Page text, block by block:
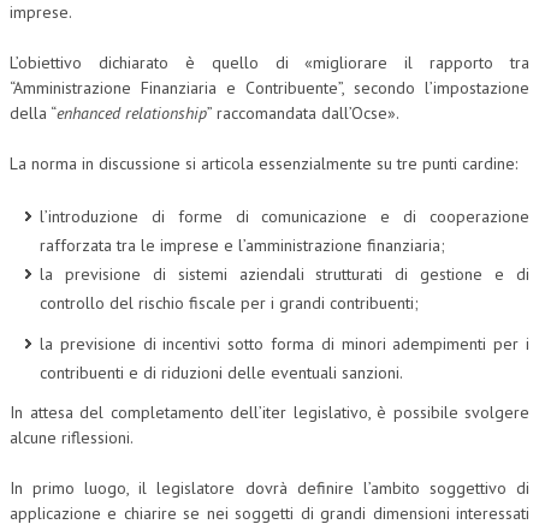
imprese.
L’obiettivo dichiarato è quello di «migliorare il rapporto tra
“Amministrazione Finanziaria e Contribuente”, secondo l’impostazione
della “enhanced relationship” raccomandata dall’Ocse».
La norma in discussione si articola essenzialmente su tre punti cardine:
l’introduzione di forme di comunicazione e di cooperazione
rafforzata tra le imprese e l’amministrazione finanziaria;
la previsione di sistemi aziendali strutturati di gestione e di
controllo del rischio fiscale per i grandi contribuenti;
la previsione di incentivi sotto forma di minori adempimenti per i
contribuenti e di riduzioni delle eventuali sanzioni.
In attesa del completamento dell’iter legislativo, è possibile svolgere
alcune riflessioni.
In primo luogo, il legislatore dovrà definire l’ambito soggettivo di
applicazione e chiarire se nei soggetti di grandi dimensioni interessati